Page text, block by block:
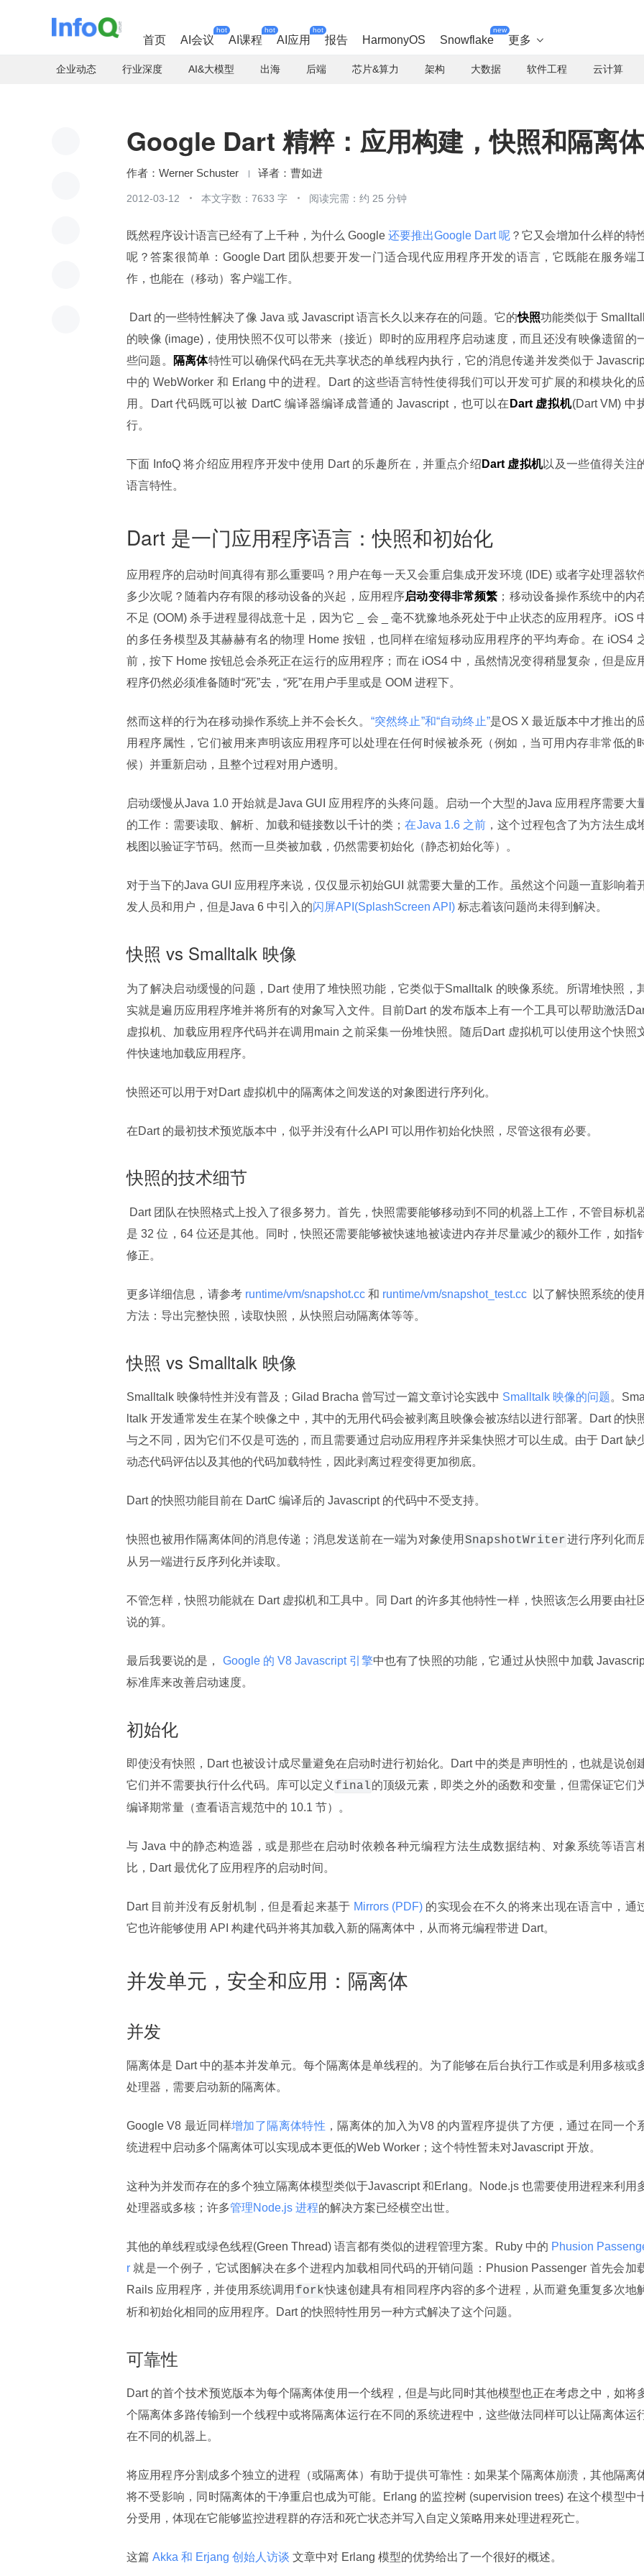
首页 AI会议
hot
AI课程
hot
AI应用
hot
报告 HarmonyOS Snowflake
new
更多 
企业动态 行业深度 AI&大模型 出海 后端 芯片&算力 架构 大数据 软件工程 云计算
Google Dart 精粹：应用构建，快照和隔离体
Werner Schuster 曹如进
2012-03-12 本文字数：7633 字 阅读完需：约 25 分钟
既然程序设计语言已经有了上千种，为什么 Google 还要推出Google Dart 呢 ？它又会增加什么样的特
呢？答案很简单：Google Dart 团队想要开发一门适合现代应用程序开发的语言，它既能在服务端
作，也能在（移动）客户端工作。
Dart 的一些特性解决了像 Java 或 Javascript 语言长久以来存在的问题。它的快照功能类似于
的映像 (image)，使用快照不仅可以带来（接近）即时的应用程序启动速度，而且还没有映像遗留的
些问题。
隔离体特性可以确保代码在无共享状态的单线程内执行，它的消息传递并发类似于
中的 WebWorker 和 Erlang 中的进程。Dart 的这些语言特性使得我们可以开发可扩展的和模块化的
用。Dart 代码既可以被 DartC 编译器编译成普通的 Javascript，也可以在 Dart 虚拟机(Dart VM) 中
行。
下面 InfoQ 将介绍应用程序开发中使用 Dart 的乐趣所在，并重点介绍 Dart 虚拟机以及一些值得关注
语言特性。
Dart 是一门应用程序语言：快照和初始化
应用程序的启动时间真得有那么重要吗？用户在每一天又会重启集成开发环境 (IDE) 或者字处理器软
多少次呢？随着内存有限的移动设备的兴起，应用程序启动变得非常频繁 ；移动设备操作系统中的内
不足 (OOM) 杀手进程显得战意十足，因为它 _ 会 _ 毫不犹豫地杀死处于中止状态的应用程序。iOS
的多任务模型及其赫赫有名的物理 Home 按钮，也同样在缩短移动应用程序的平均寿命。在 iOS4
前，按下 Home 按钮总会杀死正在运行的应用程序；而在 iOS4 中，虽然情况变得稍显复杂，但是应
程序仍然必须准备随时“死”去，“死”在用户手里或是 OOM 进程下。
然而这样的行为在移动操作系统上并不会长久。 “突然终止”和“自动终止”是OS X 最近版本中才推出的
用程序属性，它们被用来声明该应用程序可以处理在任何时候被杀死（例如，当可用内存非常低的
候）并重新启动，且整个过程对用户透明。
启动缓慢从Java 1.0 开始就是Java GUI 应用程序的头疼问题。启动一个大型的Java 应用程序需要大
的工作：需要读取、解析、加载和链接数以千计的类；在Java 1.6 之前 ，这个过程包含了为方法生成
栈图以验证字节码。然而一旦类被加载，仍然需要初始化（静态初始化等）。
对于当下的Java GUI 应用程序来说，仅仅显示初始GUI 就需要大量的工作。虽然这个问题一直影响着
发人员和用户，但是Java 6 中引入的闪屏API(SplashScreen API) 标志着该问题尚未得到解决。
快照 vs Smalltalk 映像
为了解决启动缓慢的问题，Dart 使用了堆快照功能，它类似于Smalltalk 的映像系统。所谓堆快照，
实就是遍历应用程序堆并将所有的对象写入文件。目前Dart 的发布版本上有一个工具可以帮助激活
虚拟机、加载应用程序代码并在调用main 之前采集一份堆快照。随后Dart 虚拟机可以使用这个快照
件快速地加载应用程序。
快照还可以用于对Dart 虚拟机中的隔离体之间发送的对象图进行序列化。
在Dart 的最初技术预览版本中，似乎并没有什么API 可以用作初始化快照，尽管这很有必要。
快照的技术细节
是 32 位，64 位还是其他。同时，快照还需要能够被快速地被读进内存并尽量减少的额外工作，如指
修正。
更多详细信息，请参考 runtime/vm/snapshot.cc 和 runtime/vm/snapshot_test.cc
以了解快照系统的使
方法：导出完整快照，读取快照，从快照启动隔离体等等。
快照 vs Smalltalk 映像
Smalltalk 映像特性并没有普及；Gilad Bracha 曾写过一篇文章讨论实践中 Smalltalk 映像的问题。Smal
ltalk 开发通常发生在某个映像之中，其中的无用代码会被剥离且映像会被冻结以进行部署。Dart 的快
与之不同，因为它们不仅是可选的，而且需要通过启动应用程序并采集快照才可以生成。由于 Dart 缺
动态代码评估以及其他的代码加载特性，因此剥离过程变得更加彻底。
Dart 的快照功能目前在 DartC 编译后的 Javascript 的代码中不受支持。
快照也被用作隔离体间的消息传递；消息发送前在一端为对象使用 SnapshotWriter进行序列化而
从另一端进行反序列化并读取。
不管怎样，快照功能就在 Dart 虚拟机和工具中。同 Dart 的许多其他特性一样，快照该怎么用要由社
说的算。
最后我要说的是， Google 的 V8 Javascript 引擎中也有了快照的功能，它通过从快照中加载
标准库来改善启动速度。
初始化
即使没有快照，Dart 也被设计成尽量避免在启动时进行初始化。Dart 中的类是声明性的，也就是说创
它们并不需要执行什么代码。库可以定义 final的顶级元素，即类之外的函数和变量，但需保证它们
编译期常量（查看语言规范中的 10.1 节）。
与 Java 中的静态构造器，或是那些在启动时依赖各种元编程方法生成数据结构、对象系统等语言
比，Dart 最优化了应用程序的启动时间。
Dart 目前并没有反射机制，但是看起来基于 Mirrors (PDF) 的实现会在不久的将来出现在语言中，通
它也许能够使用 API 构建代码并将其加载入新的隔离体中，从而将元编程带进 Dart。
并发单元，安全和应用：隔离体
并发
隔离体是 Dart 中的基本并发单元。每个隔离体是单线程的。为了能够在后台执行工作或是利用多核或
处理器，需要启动新的隔离体。
Google V8 最近同样增加了隔离体特性 ，隔离体的加入为V8 的内置程序提供了方便，通过在同一个
统进程中启动多个隔离体可以实现成本更低的Web Worker；这个特性暂未对Javascript 开放。
这种为并发而存在的多个独立隔离体模型类似于Javascript 和Erlang。Node.js 也需要使用进程来利用
处理器或多核；许多管理Node.js 进程的解决方案已经横空出世。
其他的单线程或绿色线程(Green Thread) 语言都有类似的进程管理方案。Ruby 中的 Phusion
r 就是一个例子，它试图解决在多个进程内加载相同代码的开销问题：Phusion Passenger 首先会加
Rails 应用程序，并使用系统调用 fork快速创建具有相同程序内容的多个进程，从而避免重复多次地
析和初始化相同的应用程序。Dart 的快照特性用另一种方式解决了这个问题。
可靠性
Dart 的首个技术预览版本为每个隔离体使用一个线程，但是与此同时其他模型也正在考虑之中，如将
个隔离体多路传输到一个线程中或将隔离体运行在不同的系统进程中，这些做法同样可以让隔离体运
在不同的机器上。
将应用程序分割成多个独立的进程（或隔离体）有助于提供可靠性：如果某个隔离体崩溃，其他隔离
将不受影响，同时隔离体的干净重启也成为可能。Erlang 的监控树 (supervision trees) 在这个模型中
分受用，体现在它能够监控进程群的存活和死亡状态并写入自定义策略用来处理进程死亡。
这篇 Akka 和 Erjang 创始人访谈 文章中对 Erlang 模型的优势给出了一个很好的概述。